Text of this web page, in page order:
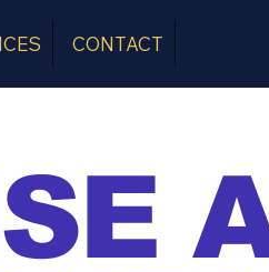
CONTACT